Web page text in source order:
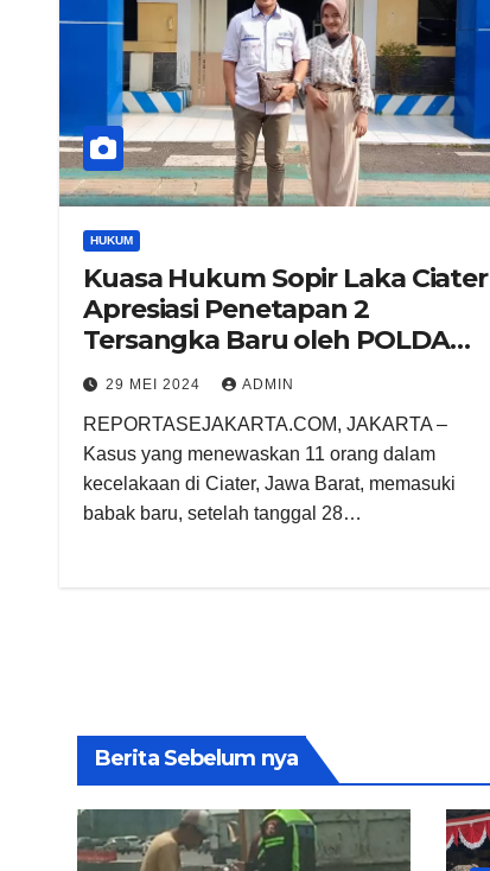
HUKUM
Kuasa Hukum Sopir Laka Ciater
Apresiasi Penetapan 2
Tersangka Baru oleh POLDA
Jabar
29 MEI 2024 ADMIN
REPORTASEJAKARTA.COM, JAKARTA –
Kasus yang menewaskan 11 orang dalam
kecelakaan di Ciater, Jawa Barat, memasuki
babak baru, setelah tanggal 28…
Berita Sebelum nya